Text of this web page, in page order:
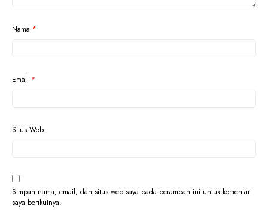
Nama *
Email *
Situs Web
Simpan nama, email, dan situs web saya pada peramban ini untuk komentar
saya berikutnya.